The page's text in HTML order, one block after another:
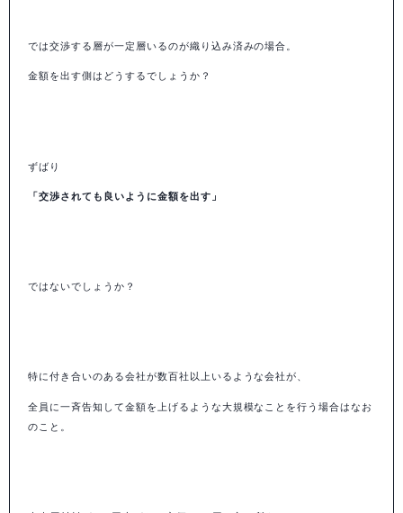
では交渉する層が一定層いるのが織り込み済みの場合。
金額を出す側はどうするでしょうか？
ずばり
「交渉されても良いように金額を出す」
ではないでしょうか？
特に付き合いのある会社が数百社以上いるような会社が、
全員に一斉告知して金額を上げるような大規模なことを行う場合はなお
のこと。